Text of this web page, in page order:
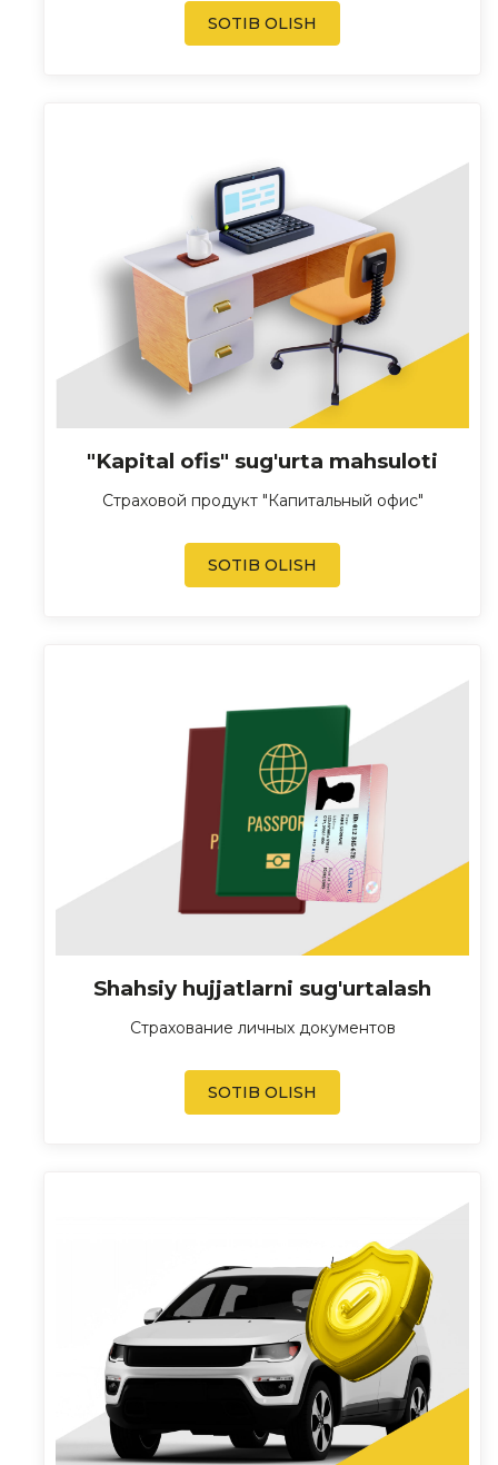
SOTIB OLISH
"Kapital ofis" sug'urta mahsuloti
Страховой продукт "Капитальный офис"
SOTIB OLISH
Shahsiy hujjatlarni sug'urtalash
Страхование личных документов
SOTIB OLISH